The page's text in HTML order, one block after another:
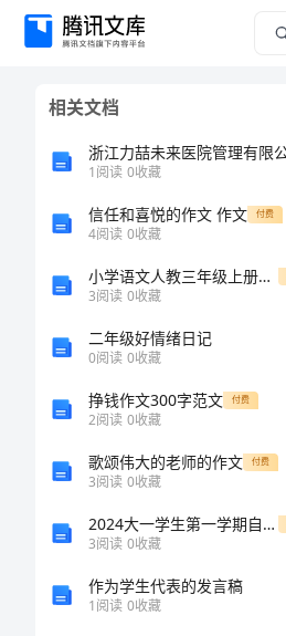
暑
相关文档
1阅读 0收藏
信任和喜悦的作文 作文 付费
4阅读 0收藏
小学语文人教三年级上册（统编）第七单元-23带刺的朋友教案
3阅读 0收藏
二年级好情绪日记
0阅读 0收藏
挣钱作文300字范文 付费
2阅读 0收藏
歌颂伟大的老师的作文 付费
3阅读 0收藏
2024大一学生第一学期自我鉴定
3阅读 0收藏
作为学生代表的发言稿
1阅读 0收藏